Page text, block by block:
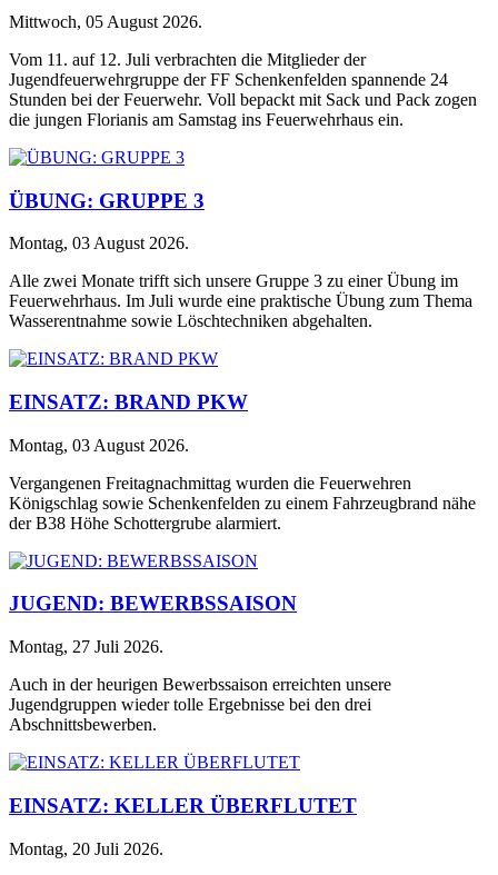
Mittwoch, 05 August 2026.
Vom 11. auf 12. Juli verbrachten die Mitglieder der
Jugendfeuerwehrgruppe der FF Schenkenfelden spannende 24
Stunden bei der Feuerwehr. Voll bepackt mit Sack und Pack zogen
die jungen Florianis am Samstag ins Feuerwehrhaus ein.
ÜBUNG: GRUPPE 3
Montag, 03 August 2026.
Alle zwei Monate trifft sich unsere Gruppe 3 zu einer Übung im
Feuerwehrhaus. Im Juli wurde eine praktische Übung zum Thema
Wasserentnahme sowie Löschtechniken abgehalten.
EINSATZ: BRAND PKW
Montag, 03 August 2026.
Vergangenen Freitagnachmittag wurden die Feuerwehren
Königschlag sowie Schenkenfelden zu einem Fahrzeugbrand nähe
der B38 Höhe Schottergrube alarmiert.
JUGEND: BEWERBSSAISON
Montag, 27 Juli 2026.
Auch in der heurigen Bewerbssaison erreichten unsere
Jugendgruppen wieder tolle Ergebnisse bei den drei
Abschnittsbewerben.
EINSATZ: KELLER ÜBERFLUTET
Montag, 20 Juli 2026.